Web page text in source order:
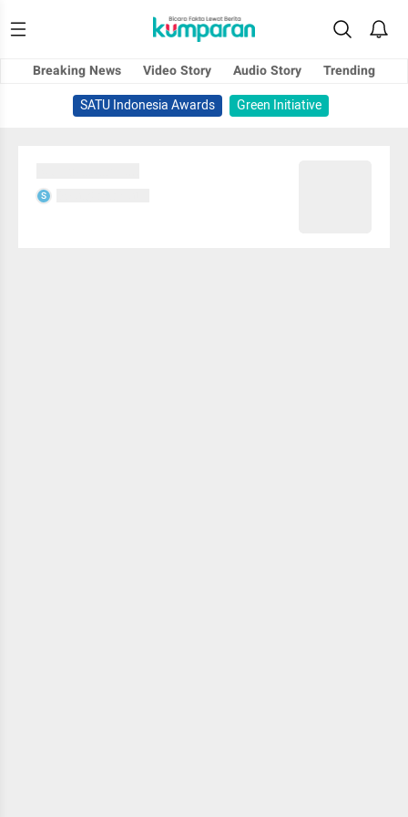
Breaking News Video Story Audio Story
Trending
SATU Indonesia Awards
Green Initiative
S